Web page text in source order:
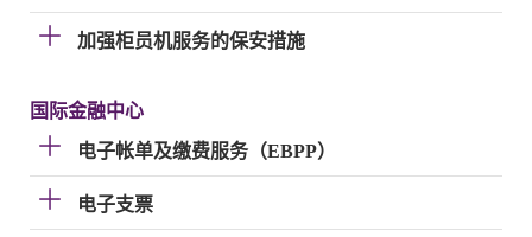
加强柜员机服务的保安措施
国际金融中心
电子帐单及缴费服务（EBPP）
电子支票